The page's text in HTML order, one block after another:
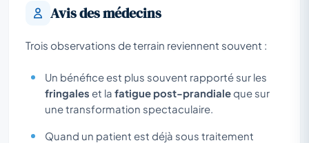
Avis des médecins
Trois observations de terrain reviennent souvent :
Un bénéfice est plus souvent rapporté sur les
fringales et la fatigue post-prandialeque sur
une transformation spectaculaire.
Quand un patient est déjà sous traitement